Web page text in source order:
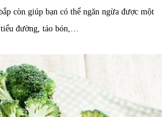
còn giúp bạn có thể ngăn ngừa được một
đường, táo bón,…